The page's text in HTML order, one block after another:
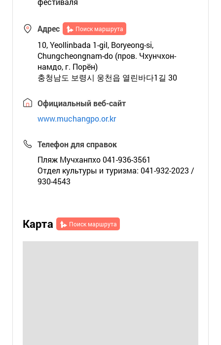
Адрес Поиск маршрута
10, Yeollinbada 1-gil, Boryeong-si,
Chungcheongnam-do (пров. Чхунчхон-
намдо, г. Порён)
충청남도 보령시 웅천읍 열린바다1길 30
Официальный веб-сайт
www.muchangpo.or.kr
Телефон для справок
Пляж Мучханпхо 041-936-3561
Отдел культуры и туризма: 041-932-2023 /
930-4543
Карта Поиск маршрута